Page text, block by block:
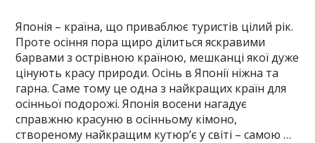
Японія – країна, що приваблює туристів цілий рік.
Проте осіння пора щиро ділиться яскравими
барвами з острівною країною, мешканці якої дуже
цінують красу природи. Осінь в Японії ніжна та
гарна. Саме тому це одна з найкращих країн для
осінньої подорожі. Японія восени нагадує
справжню красуню в осінньому кімоно,
створеному найкращим кутюр’є у світі – самою …